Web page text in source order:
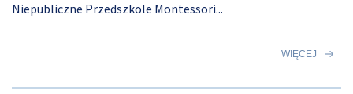
Niepubliczne Przedszkole Montessori...
WIĘCEJ